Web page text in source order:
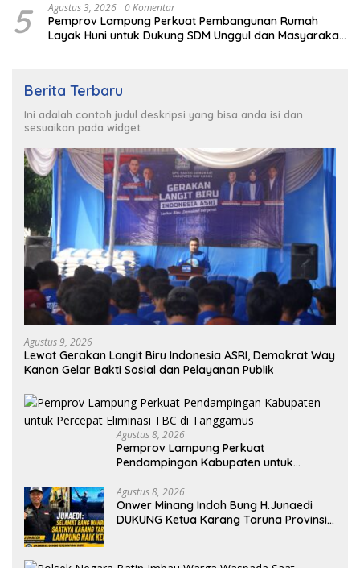
5 Agustus 3, 2026 0 Komentar
Pemprov Lampung Perkuat Pembangunan Rumah
Layak Huni untuk Dukung SDM Unggul dan Masyarakat
Berita Terbaru
Ini adalah contoh judul deskripsi yang bisa anda isi dan
sesuaikan pada widget
Agustus 9, 2026
Lewat Gerakan Langit Biru Indonesia ASRI, Demokrat Way
Kanan Gelar Bakti Sosial dan Pelayanan Publik
Agustus 8, 2026
Pemprov Lampung Perkuat
Pendampingan Kabupaten untuk
Agustus 8, 2026
Onwer Minang Indah Bung H.Junaedi
DUKUNG Ketua Karang Taruna Provinsi